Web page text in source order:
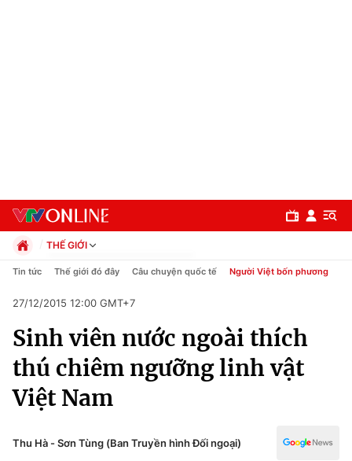
Chuyên mục
Chính trị
Xã hội
Pháp luật
THẾ GIỚI
Chính trị
Pháp luật
Kinh tế
Thể thao
Truyền hình
Văn hóa - Giải trí
Công nghệ
Tin tức Thế giới đó đây Câu chuyện quốc tế Người Việt bốn phương
27/12/2015 12:00 GMT+7
Sinh viên nước ngoài thích
thú chiêm ngưỡng linh vật
Việt Nam
Thu Hà - Sơn Tùng (Ban Truyền hình Đối ngoại)